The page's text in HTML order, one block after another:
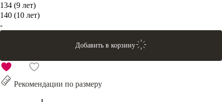
134 (9 лет)
140 (10 лет)
-
Добавить в корзину
Рекомендации по размеру